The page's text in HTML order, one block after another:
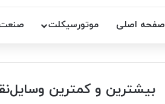
صفحه اصلی موتورسیکلت
بیشترین و کمترین